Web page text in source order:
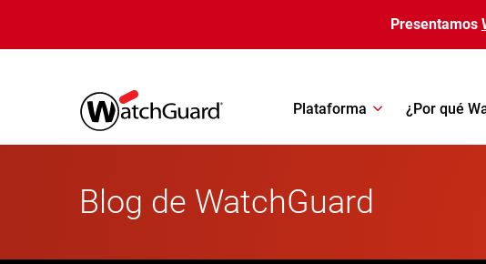
Presentamos
Plataforma ¿Por qué
Blog de WatchGuard